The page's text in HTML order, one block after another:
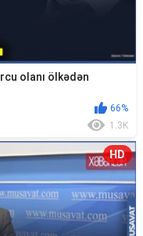
olanı ölkədən
66%
1.3K
HD